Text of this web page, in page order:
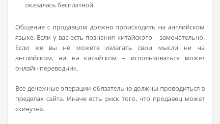
оказалась бесплатной.
Общение с продавцом должно происходить на английском
языке. Если у вас есть познания китайского – замечательно.
Если же вы не можете излагать свои мысли ни на
английском, ни на китайском – использоваться может
онлайн-переводчик.
Все денежные операции обязательно должны проводиться в
пределах сайта. Иначе есть риск того, что продавец может
«кинуть».